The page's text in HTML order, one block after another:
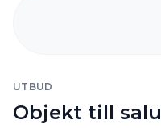
UTBUD
Objekt till salu